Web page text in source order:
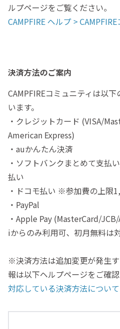
ルプページをご覧ください。
CAMPFIRE ヘルプ >
決済方法のご案内
CAMPFIREコミュニティは以
います。
・クレジットカード (VISA/
American Express)
・auかんたん決済
・ソフトバンクまとめて支払
払い
・ドコモ払い ※参加費の上限
・PayPal
・Apple Pay (MasterCard/
iからのみ利用可、初月無料は
※決済方法は追加変更が発生
報は以下ヘルプページをご確認
対応している決済方法について